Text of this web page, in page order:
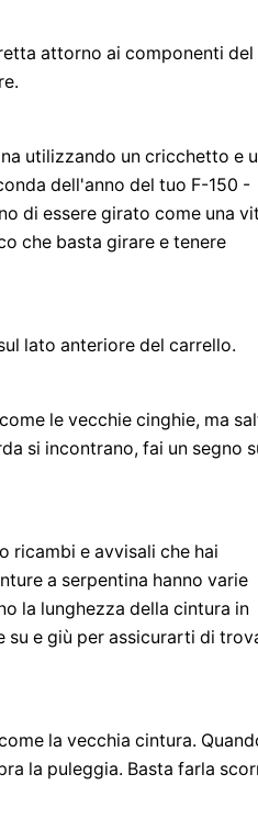
attorno ai componenti del
utilizzando un cricchetto e
dell'anno del tuo F-150 -
di essere girato come una
che basta girare e tenere
lato anteriore del carrello.
le vecchie cinghie, ma
si incontrano, fai un segno
ricambi e avvisali che hai
a serpentina hanno varie
la lunghezza della cintura in
su e giù per assicurarti di
la vecchia cintura.
la puleggia. Basta farla